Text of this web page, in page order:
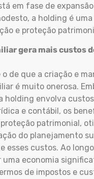
em fase de
a holding é uma
e proteção
gera mais custos
de que a criação e
é muito onerosa.
holding envolva
e contábil, os
patrimonial,
do planejamento
esses custos. Ao
uma economia
de impostos e